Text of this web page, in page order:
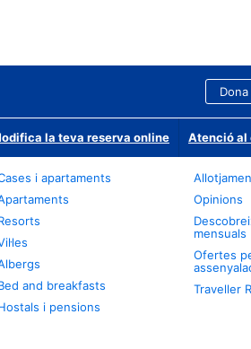
la teva reserva online Atenció al
i apartaments
and breakfasts
i pensions
Opinions
mensuals
Ofertes
Traveller